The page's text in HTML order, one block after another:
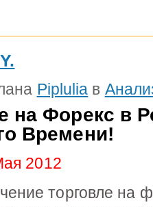
Piplulia в
на Форекс в
Времени!
2012
торговле на